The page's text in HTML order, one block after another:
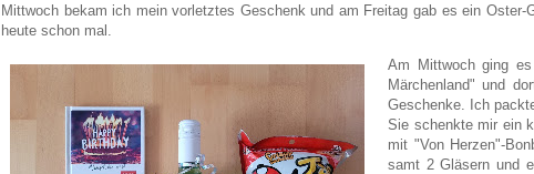
Mittwoch bekam ich mein vorletztes Geschenk und am Freitag gab es ein Oster-
heute schon mal.
Am Mittwoch ging
Märchenland" und
Geschenke. Ich
Sie schenkte mir ein
mit "Von Herzen"-
samt 2 Gläsern und